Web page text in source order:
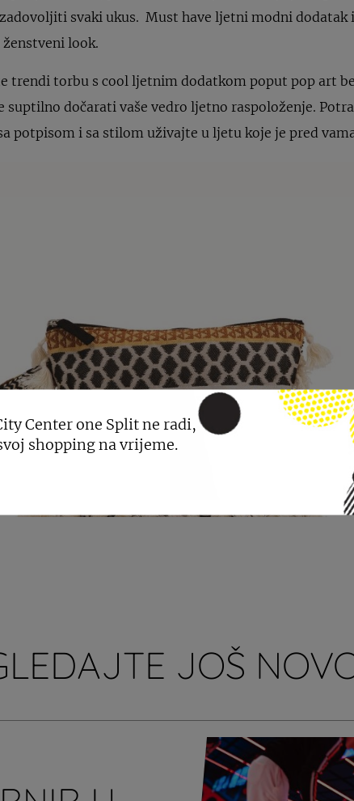
svaki ukus. Must have ljetni modni dodatak
look.
trendi torbu s cool ljetnim dodatkom poput pop art
suptilno dočarati vaše vedro ljetno raspoloženje.
potpisom i sa stilom uživajte u ljetu koje je pred
JOŠ
Center one Split ne radi,
shopping na vrijeme.